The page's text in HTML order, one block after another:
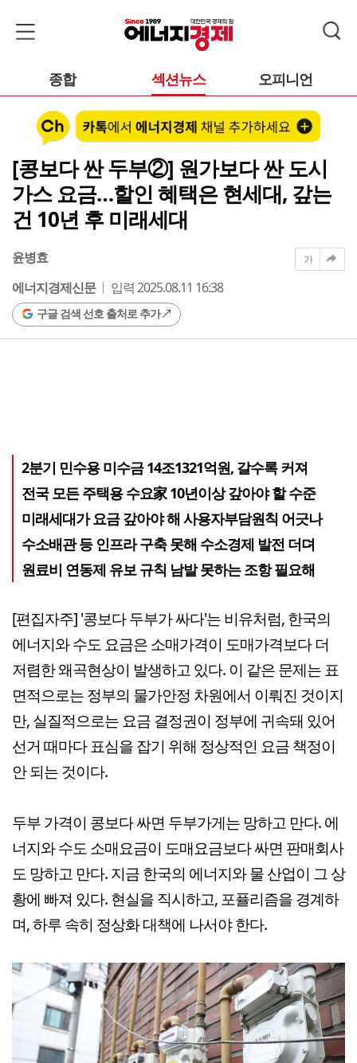
종합 섹션뉴스 오피니언
[콩보다 싼 두부②] 원가보다 싼 도시
가스 요금…할인 혜택은 현세대, 갚는
건 10년 후 미래세대
윤병효
에너지경제신문
입력 2025.08.11 16:38
구글 검색 선호 출처로 추가
가
2분기 민수용 미수금 14조1321억원, 갈수록 커져
전국 모든 주택용 수요家 10년이상 갚아야 할 수준
미래세대가 요금 갚아야 해 사용자부담원칙 어긋나
수소배관 등 인프라 구축 못해 수소경제 발전 더뎌
원료비 연동제 유보 규칙 남발 못하는 조항 필요해
[편집자주] '콩보다 두부가 싸다'는 비유처럼, 한국의
에너지와 수도 요금은 소매가격이 도매가격보다 더
저렴한 왜곡현상이 발생하고 있다. 이 같은 문제는 표
면적으로는 정부의 물가안정 차원에서 이뤄진 것이지
만, 실질적으로는 요금 결정권이 정부에 귀속돼 있어
선거 때마다 표심을 잡기 위해 정상적인 요금 책정이
안 되는 것이다.
두부 가격이 콩보다 싸면 두부가게는 망하고 만다. 에
너지와 수도 소매요금이 도매요금보다 싸면 판매회사
도 망하고 만다. 지금 한국의 에너지와 물 산업이 그 상
황에 빠져 있다. 현실을 직시하고, 포퓰리즘을 경계하
며, 하루 속히 정상화 대책에 나서야 한다.